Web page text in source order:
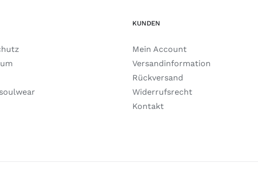
KUNDEN
Mein Account
Versandinformation
Rückversand
Widerrufsrecht
Kontakt